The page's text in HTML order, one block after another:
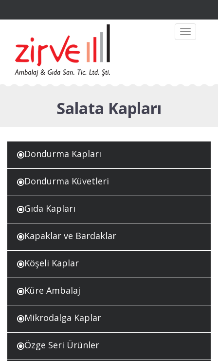
Toggle
navigation
Salata Kapları
Dondurma Kapları
Dondurma Küvetleri
Gıda Kapları
Kapaklar ve Bardaklar
Köşeli Kaplar
Küre Ambalaj
Mikrodalga Kaplar
Özge Seri Ürünler